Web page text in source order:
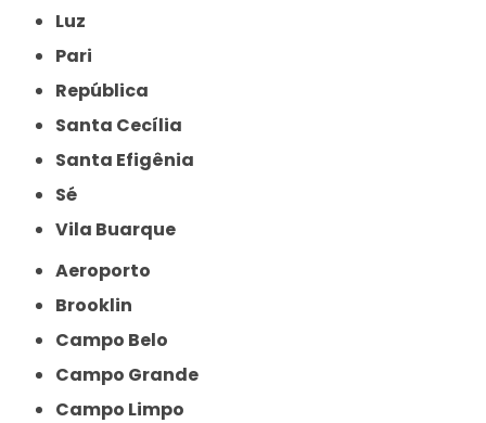
Luz
Pari
República
Santa Cecília
Santa Efigênia
Sé
Vila Buarque
Aeroporto
Brooklin
Campo Belo
Campo Grande
Campo Limpo